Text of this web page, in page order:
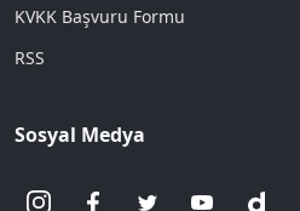
KVKK Başvuru Formu
RSS
Sosyal Medya